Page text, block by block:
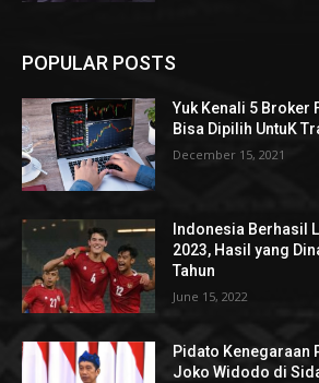
POPULAR POSTS
Yuk Kenali 5 Broker
Bisa Dipilih UntuK
December 15, 2021
Indonesia Berhasil
2023, Hasil yang
Tahun
June 15, 2022
Pidato Kenegaraan
Joko Widodo di